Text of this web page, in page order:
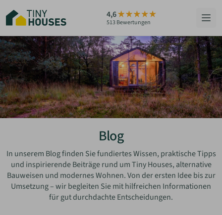
Hauptinhalt
springen
4,6
513 Bewertungen
HÄUSER
BERATUNG
GRUNDSTÜCKE
ÜBER UNS
ZUM HAUS-FINDER
Blog
In unserem Blog finden Sie fundiertes Wissen, praktische Tipps
und inspirierende Beiträge rund um Tiny Houses, alternative
Bauweisen und modernes Wohnen. Von der ersten Idee bis zur
Umsetzung – wir begleiten Sie mit hilfreichen Informationen
für gut durchdachte Entscheidungen.